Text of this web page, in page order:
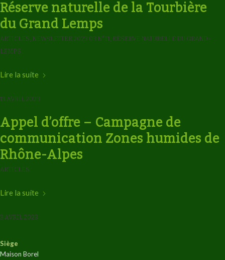
Réserve naturelle de la Tourbière
du Grand Lemps
ARTICLES, NEWSLETTER 2023 03 N°11, RÉSERVE NATURELLE DU GRAND-
LEMPS
Lire la suite
13 AVRIL 2023
Appel d’offre – Campagne de
communication Zones humides de
Rhône-Alpes
ARTICLES
Lire la suite
3 AVRIL 2023
Siège
Maison Borel